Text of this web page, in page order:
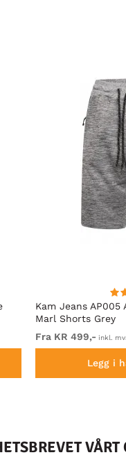
Kam Jeans
Marl Shorts Grey
Fra KR 499,- inkl.
Legg i